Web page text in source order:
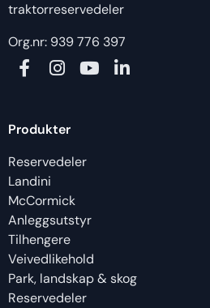
traktorreservedeler
Org.nr: 939 776 397
Produkter
Reservedeler
Landini
McCormick
Anleggsutstyr
Tilhengere
Veivedlikehold
Park, landskap & skog
Reservedeler